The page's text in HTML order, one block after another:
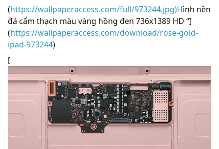
(https://wallpaperaccess.com/full/973244.jpg)Hình nền
đá cẩm thạch màu vàng hồng đen 736x1389 HD “]
(https://wallpaperaccess.com/download/rose-gold-
ipad-973244)
[